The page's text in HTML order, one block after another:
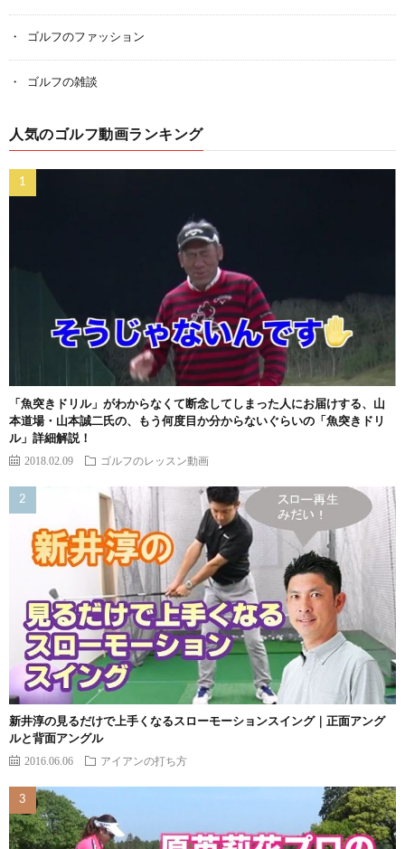
ゴルフのファッション
ゴルフの雑談
人気のゴルフ動画ランキング
「魚突きドリル」がわからなくて断念してしまった人にお届けする、山
本道場・山本誠二氏の、もう何度目か分からないぐらいの「魚突きドリ
ル」詳細解説！
2018.02.09 ゴルフのレッスン動画
新井淳の見るだけで上手くなるスローモーションスイング｜正面アング
ルと背面アングル
2016.06.06 アイアンの打ち方